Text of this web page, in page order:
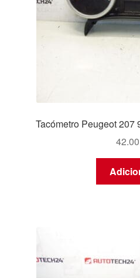
Tacómetro Peugeot 207
42.00